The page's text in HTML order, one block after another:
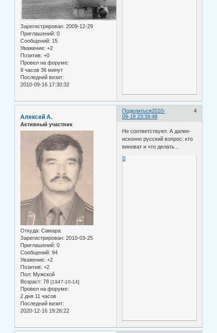
Зарегистрирован: 2009-12-29
Приглашений: 0
Сообщений: 15
Уважение: +2
Позитив: +0
Провел на форуме:
9 часов 36 минут
Последний визит:
2010-09-16 17:30:32
Поделиться 4
2010-
09-18 23:39:48
Алексей А.
Активный участник
Откуда: Самара
Зарегистрирован: 2010-03-25
Приглашений: 0
Сообщений: 94
Уважение: +2
Позитив: +2
Пол: Мужской
Возраст: 78 [1947-10-14]
Провел на форуме:
2 дня 11 часов
Последний визит:
2020-12-16 19:26:22
Не соответствуют. А далее-
исконно русский вопрос: кто
виноват и что делать...
0